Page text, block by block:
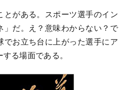
がある。スポーツ選手のイン
」だ。え？意味わからない？で
でお立ち台に上がった選手にア
る場面である。